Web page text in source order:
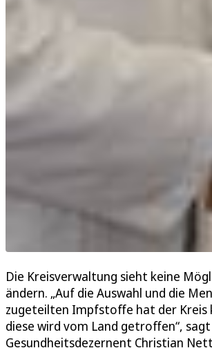
Die Kreisverwaltung sieht keine
ändern. „Auf die Auswahl und die
zugeteilten Impfstoffe hat der Kreis
diese wird vom Land getroffen“, sagt
Gesundheitsdezernent Christian